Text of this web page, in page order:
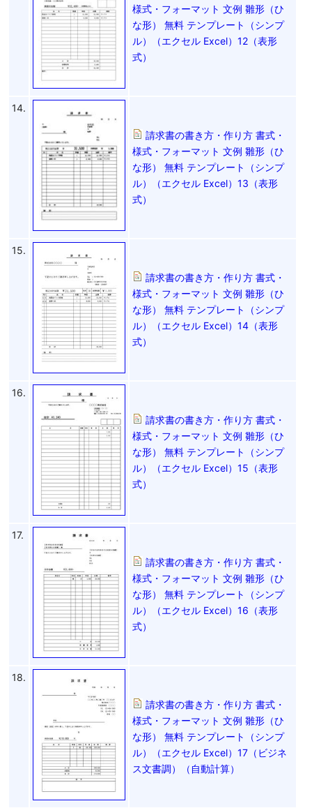
様式・フォーマット 文例 雛形（ひ
な形） 無料 テンプレート（シンプ
ル）（エクセル Excel）12（表形
式）
14.
請求書の書き方・作り方 書式・
様式・フォーマット 文例 雛形（ひ
な形） 無料 テンプレート（シンプ
ル）（エクセル Excel）13（表形
式）
15.
請求書の書き方・作り方 書式・
様式・フォーマット 文例 雛形（ひ
な形） 無料 テンプレート（シンプ
ル）（エクセル Excel）14（表形
式）
16.
請求書の書き方・作り方 書式・
様式・フォーマット 文例 雛形（ひ
な形） 無料 テンプレート（シンプ
ル）（エクセル Excel）15（表形
式）
17.
請求書の書き方・作り方 書式・
様式・フォーマット 文例 雛形（ひ
な形） 無料 テンプレート（シンプ
ル）（エクセル Excel）16（表形
式）
18.
請求書の書き方・作り方 書式・
様式・フォーマット 文例 雛形（ひ
な形） 無料 テンプレート（シンプ
ル）（エクセル Excel）17（ビジネ
ス文書調）（自動計算）